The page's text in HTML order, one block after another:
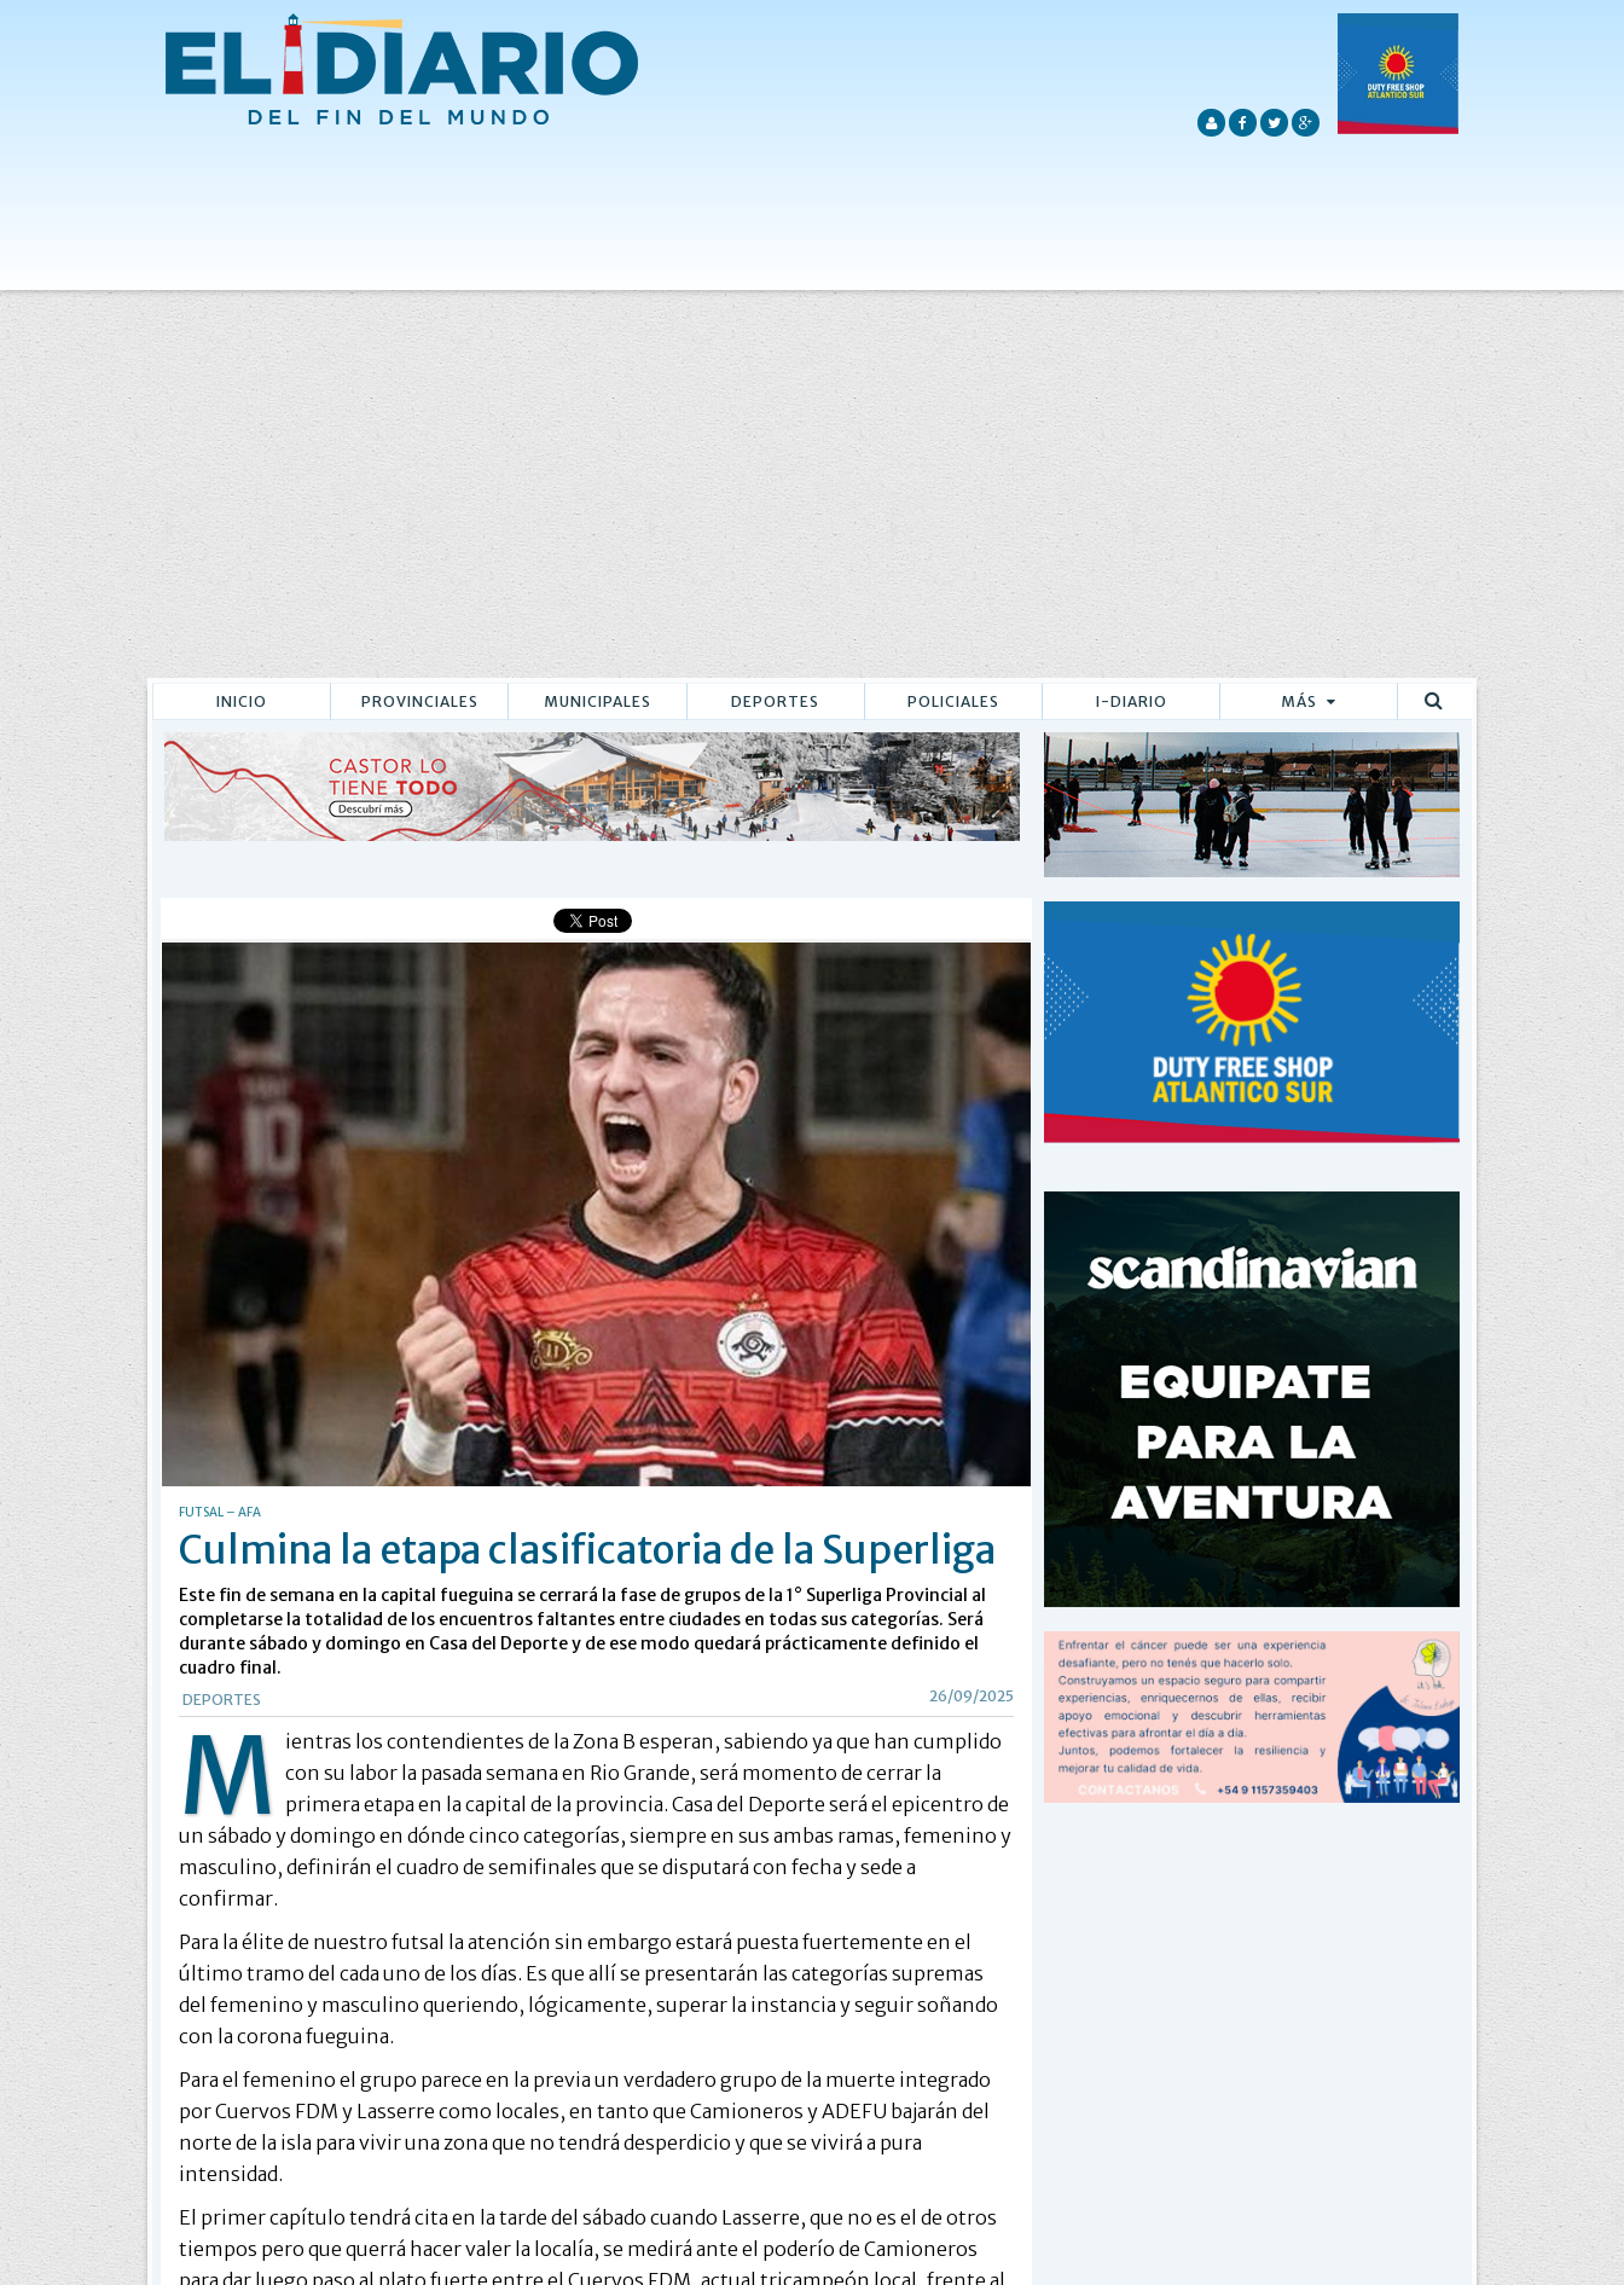
INICIO PROVINCIALES MUNICIPALES DEPORTES POLICIALES I-DIARIO MÁS
Buscar
FUTSAL – AFA
Culmina la etapa clasificatoria de la Superliga
Este fin de semana en la capital fueguina se cerrará la fase de grupos de la 1° Superliga Provincial al
completarse la totalidad de los encuentros faltantes entre ciudades en todas sus categorías. Será
durante sábado y domingo en Casa del Deporte y de ese modo quedará prácticamente definido el
cuadro final.
DEPORTES 26/09/2025
M ientras los contendientes de la Zona B esperan, sabiendo ya que han cumplido
con su labor la pasada semana en Rio Grande, será momento de cerrar la
primera etapa en la capital de la provincia. Casa del Deporte será el epicentro de
un sábado y domingo en dónde cinco categorías, siempre en sus ambas ramas, femenino y
masculino, definirán el cuadro de semifinales que se disputará con fecha y sede a
confirmar.
Para la élite de nuestro futsal la atención sin embargo estará puesta fuertemente en el
último tramo del cada uno de los días. Es que allí se presentarán las categorías supremas
del femenino y masculino queriendo, lógicamente, superar la instancia y seguir soñando
con la corona fueguina.
Para el femenino el grupo parece en la previa un verdadero grupo de la muerte integrado
por Cuervos FDM y Lasserre como locales, en tanto que Camioneros y ADEFU bajarán del
norte de la isla para vivir una zona que no tendrá desperdicio y que se vivirá a pura
intensidad.
El primer capítulo tendrá cita en la tarde del sábado cuando Lasserre, que no es el de otros
tiempos pero que querrá hacer valer la localía, se medirá ante el poderío de Camioneros